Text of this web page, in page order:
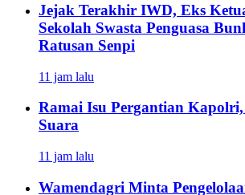
Jejak Terakhir IWD, Eks
Sekolah Swasta Penguasa
Ratusan Senpi
11 jam lalu
Ramai Isu Pergantian
Suara
11 jam lalu
Wamendagri Minta